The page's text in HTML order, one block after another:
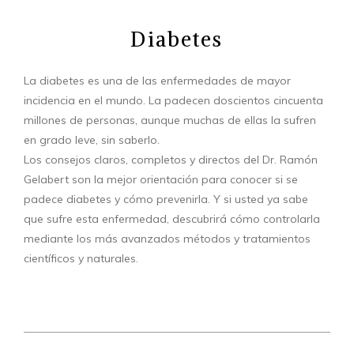
Diabetes
La diabetes es una de las enfermedades de mayor
incidencia en el mundo. La padecen doscientos cincuenta
millones de personas, aunque muchas de ellas la sufren
en grado leve, sin saberlo.
Los consejos claros, completos y directos del Dr. Ramón
Gelabert son la mejor orientación para conocer si se
padece diabetes y cómo prevenirla. Y si usted ya sabe
que sufre esta enfermedad, descubrirá cómo controlarla
mediante los más avanzados métodos y tratamientos
científicos y naturales.